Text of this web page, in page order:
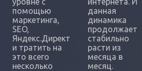
помощью
маркетинга,
SEO,
Яндекс.Директ
и тратить на
это всего
несколько
данная
динамика
продолжает
стабильно
расти из
месяца в
месяц.